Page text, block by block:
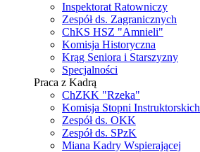
Inspektorat Ratowniczy
Zespół ds. Zagranicznych
ChKS HSZ "Amnieli"
Komisja Historyczna
Krąg Seniora i Starszyzny
Specjalności
Praca z Kadrą
ChZKK "Rzeka"
Komisja Stopni Instruktorskich
Zespół ds. OKK
Zespół ds. SPzK
Miana Kadry Wspierającej